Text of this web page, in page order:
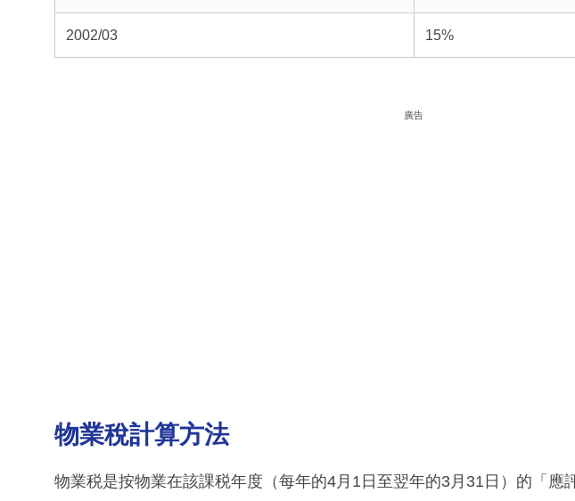
2002/03 15%
廣告
物業稅計算方法
物業税是按物業在該課税年度（每年的4月1日至翌年的3月31日）的「應